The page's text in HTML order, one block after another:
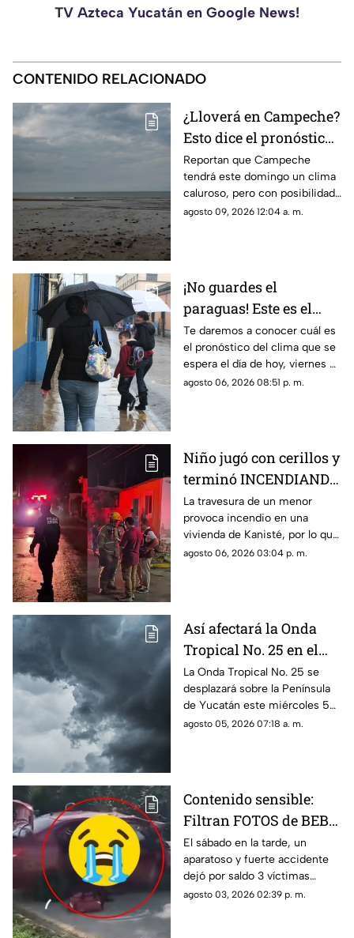
TV Azteca Yucatán en Google News!
CONTENIDO RELACIONADO
¿Lloverá en Campeche?
Esto dice el pronóstico
del clima para HOY
domingo 9 de agosto de
2026
Reportan que Campeche
tendrá este domingo un clima
caluroso, pero con posibilidad
de lluvias, chubascos y
agosto 09, 2026 12:04 a. m.
¡No guardes el
paraguas! Este es el
pronóstico del clima
que se espera en
Campeche hoy
Te daremos a conocer cuál es
el pronóstico del clima que se
espera el día de hoy, viernes 7
de agosto de 2026, en el
agosto 06, 2026 08:51 p. m.
Niño jugó con cerillos y
terminó INCENDIANDO
la casa de sus abuelos:
así terminó todo
La travesura de un menor
provoca incendio en una
vivienda de Kanisté, por lo que
cuerpos de emergencia
agosto 06, 2026 03:04 p. m.
Así afectará la Onda
Tropical No. 25 en el
clima de Campeche
HOY, miércoles 5 de
agosto
La Onda Tropical No. 25 se
desplazará sobre la Península
de Yucatán este miércoles 5
de agosto, favoreciendo
agosto 05, 2026 07:18 a. m.
Contenido sensible:
Filtran FOTOS de BEBÉ
PRENSADO tras fuerte
accidente en Campeche
El sábado en la tarde, un
aparatoso y fuerte accidente
dejó por saldo 3 víctimas
mortales, una pareja y un bebé
agosto 03, 2026 02:39 p. m.